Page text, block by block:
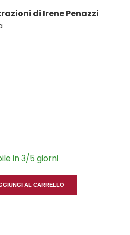
di Irene Penazzi
in 3/5 giorni
AL CARRELLO